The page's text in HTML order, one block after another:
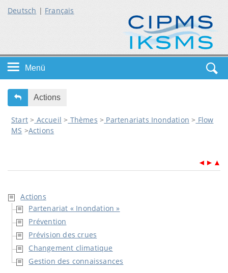
Deutsch | Français
Menü
Startseite
Themen
Actions
Start > Accueil > Thèmes > Partenariats Inondation > Flow
MS >Actions
Actions
Partenariat « Inondation »
Prévention
Prévision des crues
Changement climatique
Gestion des connaissances